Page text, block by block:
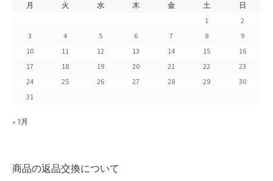
ご利用規約
よくある質問
カート
月 火 水 木 金 土
日
1
2
3
4 5 6 7 8
9
10
11 12 13 14 15
16
17
18 19 20 21 22
23
24
25 26 27 28 29
30
31
« 7月
商品の返品交換について